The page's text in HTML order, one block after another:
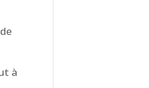
à